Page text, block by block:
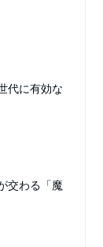
代に有効な
交わる「魔